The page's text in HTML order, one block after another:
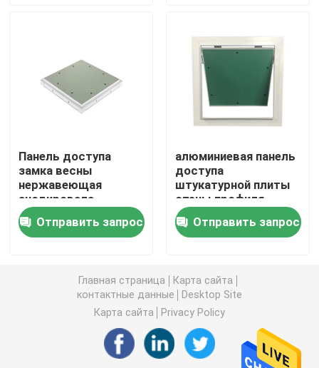
крышка стока пола
Панель доступа ПВК
Металл штемпелюя части
стальной канал
стальной провод
Панель доступа
замка весны
нержавеющая
анодировала
законченное
Отправить запрос
алюминиевая панель
доступа
штукатурной плиты
стены профиля
40x40 с шарниром
Pin Отправить запрос
Главная страница
Карта сайта
контактные данные
Desktop Site
Карта сайта
Privacy Policy